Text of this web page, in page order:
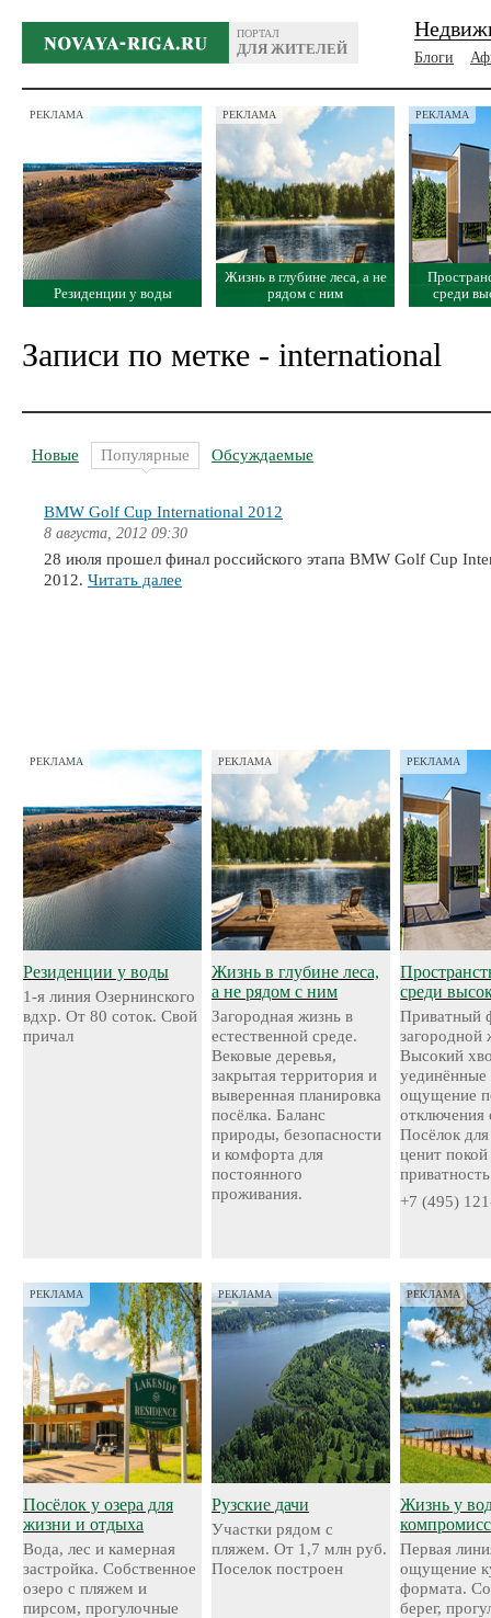
ПОРТАЛ
ДЛЯ ЖИТЕЛЕЙ
Блоги
РЕКЛАМА
Резиденции у воды
РЕКЛАМА
Жизнь в глубине леса, а не
рядом с ним
РЕКЛАМА
среди
Записи по метке - international
Новые Популярные Обсуждаемые
BMW Golf Cup International 2012
8 августа, 2012 09:30
28 июля прошел финал российского этапа BMW Golf Cup
2012. Читать далее
РЕКЛАМА
Резиденции у воды
1-я линия Озернинского
вдхр. От 80 соток. Свой
причал
РЕКЛАМА
Жизнь в глубине леса,
а не рядом с ним
Загородная жизнь в
естественной среде.
Вековые деревья,
закрытая территория и
выверенная планировка
посёлка. Баланс
природы, безопасности
и комфорта для
постоянного
проживания.
РЕКЛАМА
среди
Приватный
загородной
Высокий
уединённые
ощущение
отключения
Посёлок
ценит
приватность
+7 (495)
РЕКЛАМА
Посёлок у озера для
жизни и отдыха
Вода, лес и камерная
застройка. Собственное
озеро с пляжем и
пирсом, прогулочные
РЕКЛАМА
Рузские дачи
Участки рядом с
пляжем. От 1,7 млн руб.
Поселок построен
РЕКЛАМА
Жизнь у
Первая
ощущение
формата.
берег,